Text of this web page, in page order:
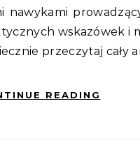
nawykami
wskazówek
przeczytaj cały
READING